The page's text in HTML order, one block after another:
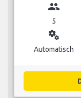
group
5
miscellaneous_services
Automatisch